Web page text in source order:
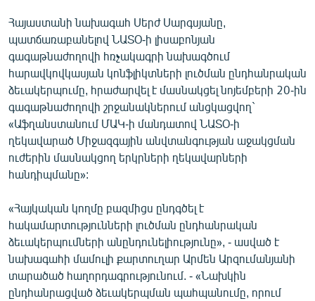
Հայաստանի նախագահ Սերժ Սարգսյանը,
պատճառաբանելով ՆԱՏՕ-ի լիսաբոնյան
գագաթնաժողովի հռչակագրի նախագծում
հարավկովկասյան կոնֆլիկտների լուծման ընդհանրական
ձեւակերպումը, հրաժարվել է մասնակցել նոյեմբերի 20-ին
գագաթնաժողովի շրջանակներում անցկացվող`
«Աֆղանստանում ՄԱԿ-ի մանդատով ՆԱՏՕ-ի
ղեկավարած Միջազգային անվտանգության աջակցման
ուժերին մասնակցող երկրների ղեկավարների
հանդիպմանը»:
«Հայկական կողմը բազմիցս ընդգծել է
հակամարտությունների լուծման ընդհանրական
ձեւակերպումների անընդունելիությունը», - ասված է
նախագահի մամուլի քարտուղար Արմեն Արզումանյանի
տարածած հաղորդագրությունում. - «Նախկին
ընդհանրացված ձեւակերպման պահպանումը, որում